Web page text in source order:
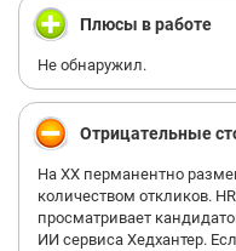
Плюсы в работе
Не обнаружил.
Отрицательные
На ХХ перманентно
количеством откликов.
просматривает
ИИ сервиса Хедхантер.